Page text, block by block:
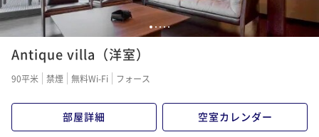
【一泊二食】割烹 松秀 季節のおすすめ会席
二食付き 事前決済可
IN 15:00 - 18:00 OUT11:00
2名 ¥ 96,140 ~
1 2345
Antique villa（洋室）
90平米 禁煙 無料Wi-Fi フォース
部屋詳細 空室カレンダー